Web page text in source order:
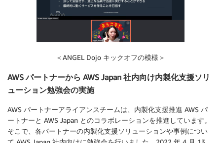
＜ANGEL Dojo キックオフの模様＞
AWS パートナーから AWS Japan 社内向け内製化支援ソリ
ューション勉強会の実施
AWS パートナーアライアンスチームは、内製化支援推進 AWS パ
ートナーと AWS Japan とのコラボレーションを推進しています。
そこで、各パートナーの内製化支援ソリューションや事例につい